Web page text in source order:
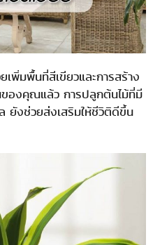
พิ่มพื้นที่สีเขียวและการสร้าง
ของคุณแล้ว การปลูกต้นไม้ที่มี
ยังช่วยส่งเสริมให้ชีวิติดีขึ้น